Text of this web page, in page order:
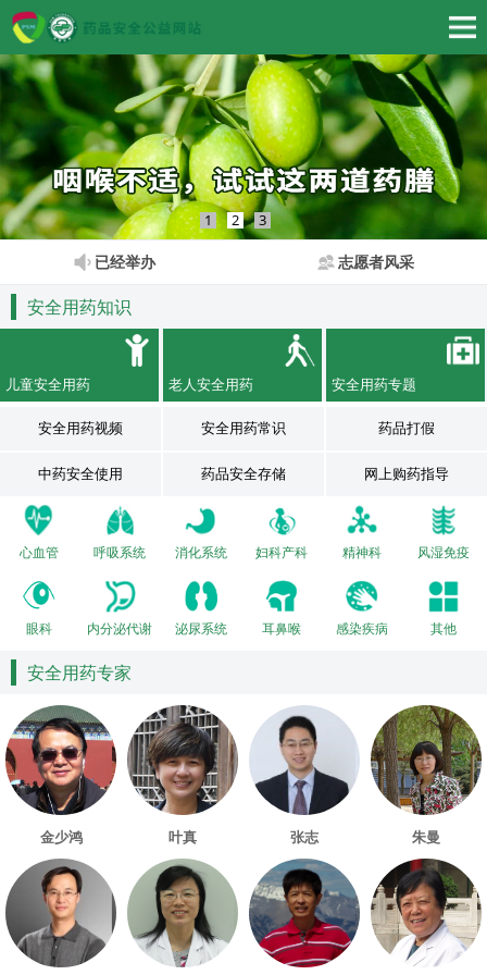
1 2 3
已经举办 志愿者风采
安全用药知识
儿童安全用药 老人安全用药 安全用药专题
安全用药视频 安全用药常识 药品打假
中药安全使用 药品安全存储 网上购药指导
心血管 呼吸系统 消化系统 妇科产科 精神科 风湿免疫
眼科 内分泌代谢 泌尿系统 耳鼻喉 感染疾病 其他
安全用药专家
金少鸿 叶真 张志 朱曼